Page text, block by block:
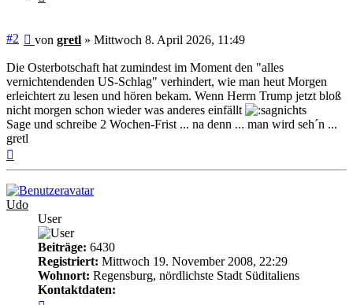
#2 Beitrag
von gretl » Mittwoch 8. April 2026, 11:49
Die Osterbotschaft hat zumindest im Moment den "alles
vernichtendenden US-Schlag" verhindert, wie man heut Morgen
erleichtert zu lesen und hören bekam. Wenn Herrn Trump jetzt bloß
nicht morgen schon wieder was anderes einfällt
Sage und schreibe 2 Wochen-Frist ... na denn ... man wird seh´n ...
gretl
Udo
User
Beiträge: 6430
Registriert: Mittwoch 19. November 2008, 22:29
Wohnort: Regensburg, nördlichste Stadt Süditaliens
Kontaktdaten: